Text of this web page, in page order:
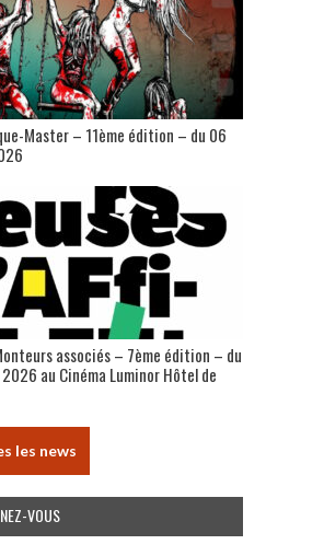
Master – 11ème édition – du 06
associés – 7ème édition – du
2026 au Cinéma Luminor Hôtel de
les news
VOUS